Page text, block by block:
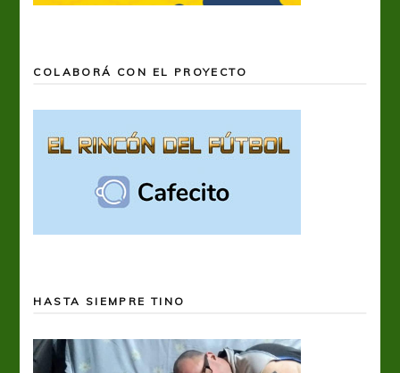
COLABORÁ CON EL PROYECTO
HASTA SIEMPRE TINO